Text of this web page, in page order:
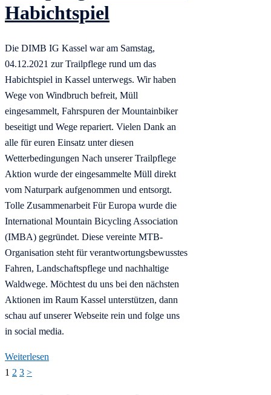
Habichtspiel
Die DIMB IG Kassel war am Samstag,
04.12.2021 zur Trailpflege rund um das
Habichtspiel in Kassel unterwegs. Wir haben
Wege von Windbruch befreit, Müll
eingesammelt, Fahrspuren der Mountainbiker
beseitigt und Wege repariert. Vielen Dank an
alle für euren Einsatz unter diesen
Wetterbedingungen Nach unserer Trailpflege
Aktion wurde der eingesammelte Müll direkt
vom Naturpark aufgenommen und entsorgt.
Tolle Zusammenarbeit Für Europa wurde die
International Mountain Bicycling Association
(IMBA) gegründet. Diese vereinte MTB-
Organisation steht für verantwortungsbewusstes
Fahren, Landschaftspflege und nachhaltige
Waldwege. Möchtest du uns bei den nächsten
Aktionen im Raum Kassel unterstützen, dann
schau auf unserer Webseite rein und folge uns
in social media.
Weiterlesen
Seitennummerierung
1 2 3 >